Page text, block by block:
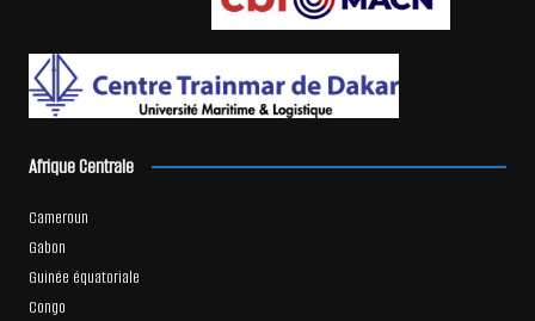
Afrique Centrale
Cameroun
Gabon
Guinée équatoriale
Congo